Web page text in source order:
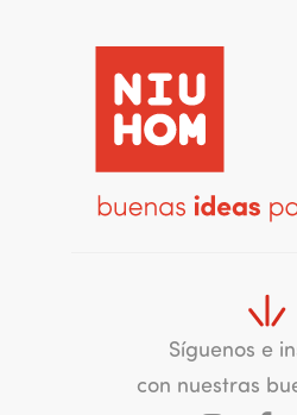
Síguenos e
con nuestras